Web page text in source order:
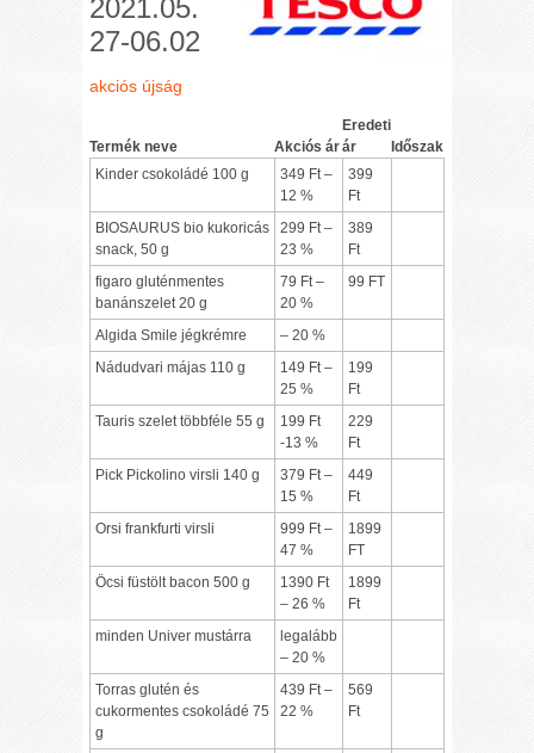
2021.05.
27-06.02
akciós újság
Termék neve Akciós ár
Eredeti
ár
Időszak
Kinder csokoládé 100 g
349 Ft –
12 %
399
Ft
BIOSAURUS bio kukoricás
snack, 50 g
299 Ft –
23 %
389
Ft
figaro gluténmentes
banánszelet 20 g
79 Ft –
20 %
99 FT
Algida Smile jégkrémre
– 20 %
Nádudvari májas 110 g
149 Ft –
25 %
199
Ft
Tauris szelet többféle 55 g
199 Ft
-13 %
229
Ft
Pick Pickolino virsli 140 g
379 Ft –
15 %
449
Ft
Orsi frankfurti virsli
999 Ft –
47 %
1899
FT
Öcsi füstölt bacon 500 g
1390 Ft
– 26 %
1899
Ft
minden Univer mustárra
legalább
– 20 %
Torras glutén és
cukormentes csokoládé 75
g
439 Ft –
22 %
569
Ft